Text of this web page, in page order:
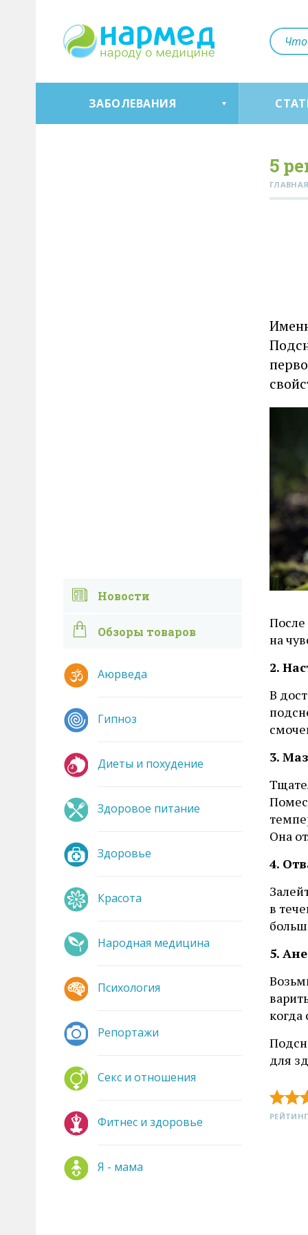
ЗАБОЛЕВАНИЯ
5
После
на
2.
В
3.
Она
4.
в
5.
когда
для
Новости
Обзоры товаров
Аюрведа
Гипноз
Диеты и похудение
Здоровое питание
Здоровье
Красота
Народная медицина
Психология
Репортажи
Секс и отношения
Фитнес и здоровье
Я - мама